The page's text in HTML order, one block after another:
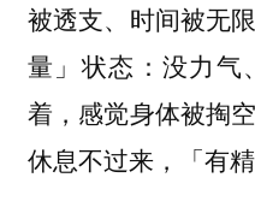
被透支、时间被无
量」状态：没力气
着，感觉身体被掏
休息不过来，「有